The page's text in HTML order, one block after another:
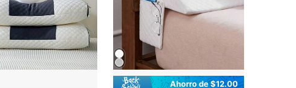
Ahorro de $12.00